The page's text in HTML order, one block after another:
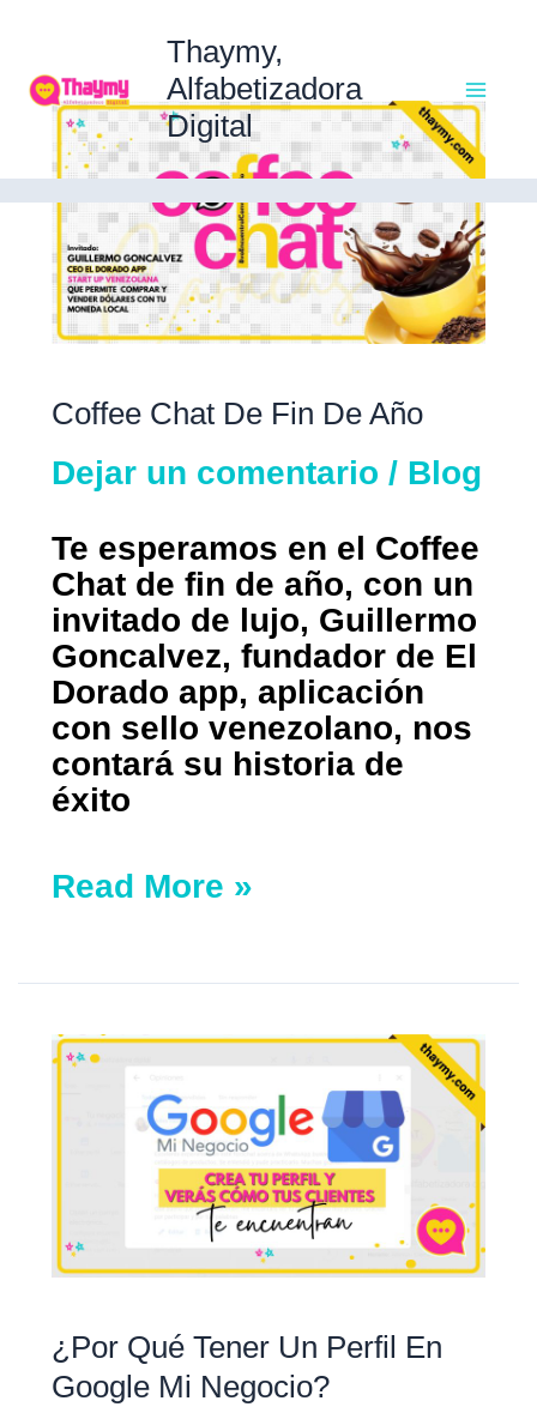
contenido
Thaymy,
Alfabetizadora
Digital
Coffee Chat De Fin De Año
Dejar un comentario / Blog
Te esperamos en el Coffee
Chat de fin de año, con un
invitado de lujo, Guillermo
Goncalvez, fundador de El
Dorado app, aplicación
con sello venezolano, nos
contará su historia de
éxito
Coffee
Chat
de
Fin
de
año
Read More »
¿Por Qué Tener Un Perfil En
Google Mi Negocio?
¿Por
Google
Negocio?